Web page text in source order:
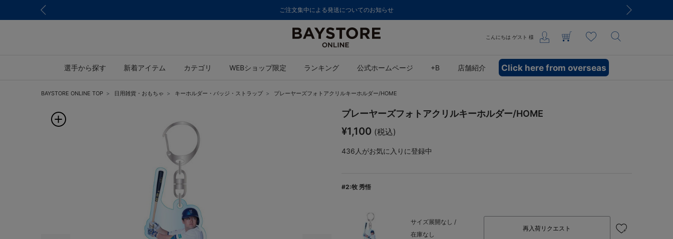
ご注文集中による発送についてのお知らせ
こんにちは ゲスト 様
選手から探す 新着アイテム カテゴリ WEBショップ限定 ランキング 公式ホームページ +B 店舗紹介 Click here from overseas
BAYSTORE ONLINE TOP 日用雑貨・おもちゃ キーホルダー・バッジ・ストラップ プレーヤーズフォトアクリルキーホルダー/HOME
プレーヤーズフォトアクリルキーホルダー/HOME
¥1,100 (税込)
436 人がお気に入りに登録中
#2:牧 秀悟
サイズ展開なし /
在庫なし
再入荷リクエスト